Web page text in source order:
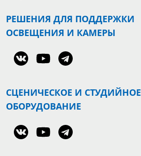
РЕШЕНИЯ ДЛЯ ПОДДЕРЖКИ
ОСВЕЩЕНИЯ И КАМЕРЫ
СЦЕНИЧЕСКОЕ И СТУДИЙНОЕ
ОБОРУДОВАНИЕ